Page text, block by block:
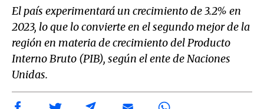
El país experimentará un crecimiento de 3.2% en
2023, lo que lo convierte en el segundo mejor de la
región en materia de crecimiento del Producto
Interno Bruto (PIB), según el ente de Naciones
Unidas.